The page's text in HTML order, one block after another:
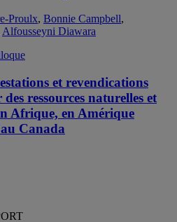
Proulx, Bonnie Campbell,
Alfousseyni Diawara
et revendications
ressources naturelles et
Afrique, en Amérique
Canada